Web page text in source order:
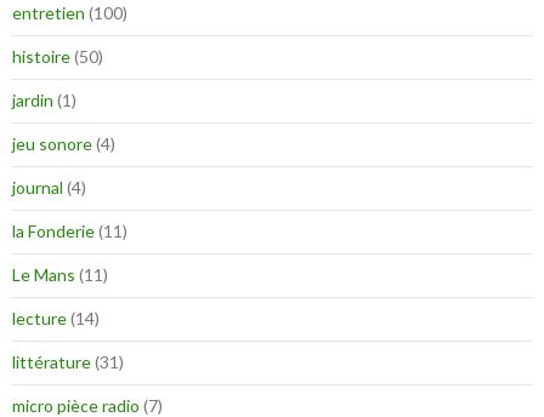
entretien (100)
histoire(50)
jardin (1)
jeu sonore(4)
journal (4)
la Fonderie(11)
Le Mans (11)
lecture(14)
littérature(31)
micro pièce radio (7)